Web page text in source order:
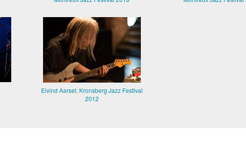
Eivind Aarset, Kronsberg Jazz Festival
2012